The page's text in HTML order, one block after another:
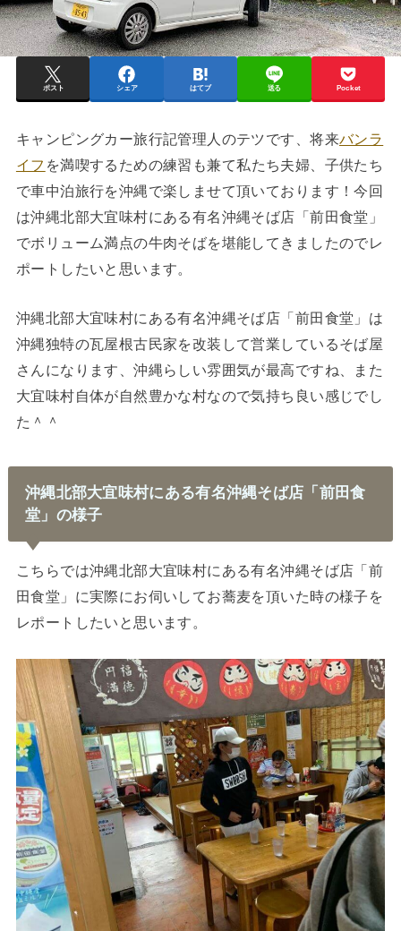
ポスト シェア はてブ 送る Pocket
キャンピングカー旅行記管理人のテツです、将来バンラ
イフ を満喫するための練習も兼て私たち夫婦、子供たち
で車中泊旅行を沖縄で楽しませて頂いております！今回
は沖縄北部大宜味村にある有名沖縄そば店「前田食堂」
でボリューム満点の牛肉そばを堪能してきましたのでレ
ポートしたいと思います。
沖縄北部大宜味村にある有名沖縄そば店「前田食堂」は
沖縄独特の瓦屋根古民家を改装して営業しているそば屋
さんになります、沖縄らしい雰囲気が最高ですね、また
大宜味村自体が自然豊かな村なので気持ち良い感じでし
た＾＾
沖縄北部大宜味村にある有名沖縄そば店「前田食
堂」の様子
こちらでは沖縄北部大宜味村にある有名沖縄そば店「前
田食堂」に実際にお伺いしてお蕎麦を頂いた時の様子を
レポートしたいと思います。